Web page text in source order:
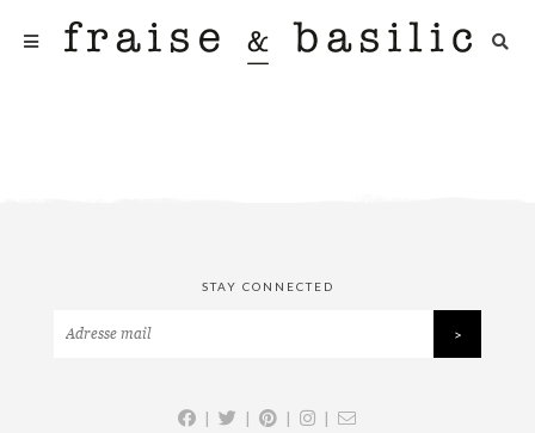
STAY CONNECTED
| | | |